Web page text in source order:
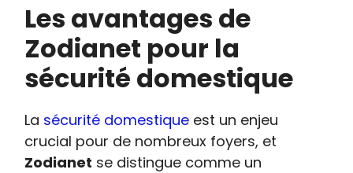
Les avantages de
Zodianet pour la
sécurité domestique
La sécurité domestique est un enjeu
crucial pour de nombreux foyers, et
Zodianet se distingue comme un